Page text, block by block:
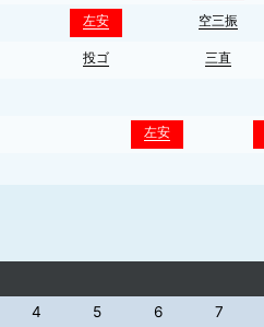
左安 空三振
投ゴ 三直
左安
4 5 6 7